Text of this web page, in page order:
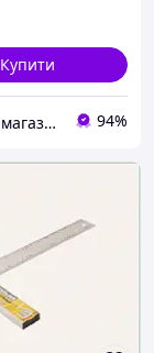
Купити
Інтернет-магазин KievMarket 94%